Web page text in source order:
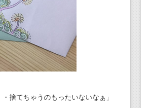
捨てちゃうのもったいないなぁ」